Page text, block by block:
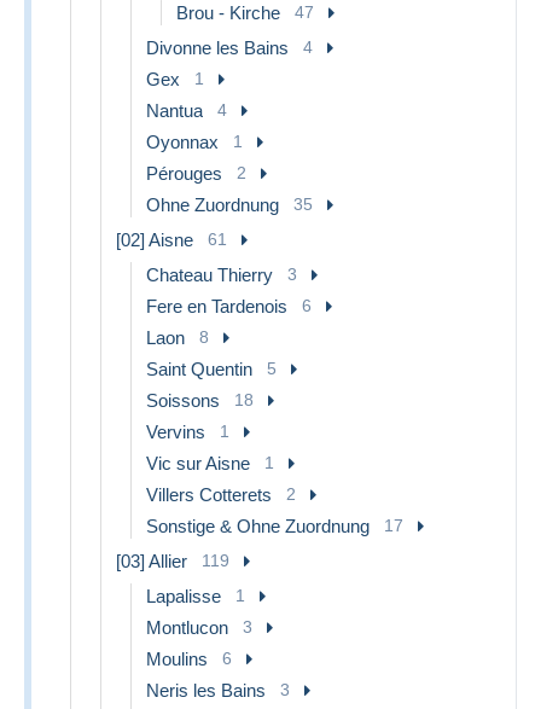
Brou - Kirche 47
Divonne les Bains 4
Gex 1
Nantua 4
Oyonnax 1
Pérouges 2
Ohne Zuordnung 35
[02] Aisne 61
Chateau Thierry 3
Fere en Tardenois 6
Laon 8
Saint Quentin 5
Soissons 18
Vervins 1
Vic sur Aisne 1
Villers Cotterets 2
Sonstige & Ohne Zuordnung 17
[03] Allier 119
Lapalisse 1
Montlucon 3
Moulins 6
Neris les Bains 3